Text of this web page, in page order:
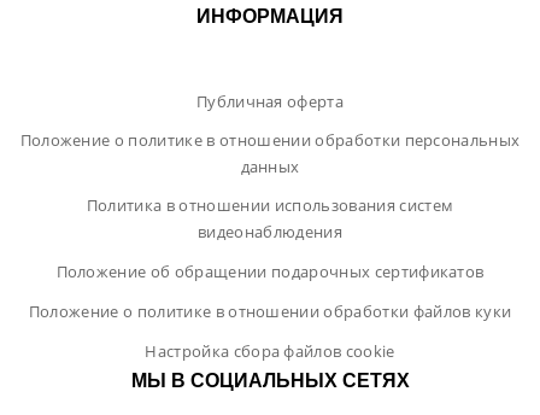
ИНФОРМАЦИЯ
Публичная оферта
Положение о политике в отношении обработки персональных
данных
Политика в отношении использования систем
видеонаблюдения
Положение об обращении подарочных сертификатов
Положение о политике в отношении обработки файлов куки
Настройка сбора файлов cookie
МЫ В СОЦИАЛЬНЫХ СЕТЯХ